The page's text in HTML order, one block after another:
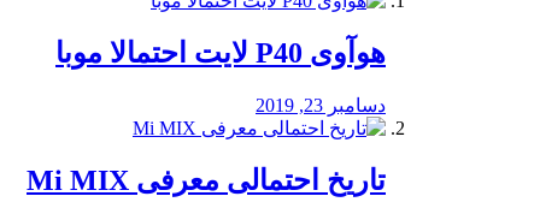
هوآوی P40 لایت احتمالا موبا
دسامبر 23, 2019
تاریخ احتمالی معرفی Mi MIX